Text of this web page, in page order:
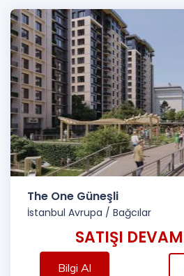
The One Güneşli
İstanbul Avrupa / Bağcılar
SATIŞI
Bilgi Al